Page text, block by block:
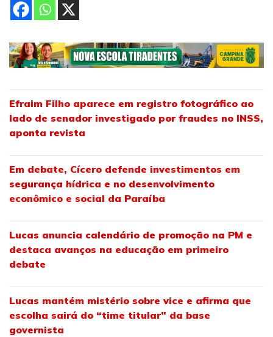
Efraim Filho aparece em registro fotográfico ao
lado de senador investigado por fraudes no INSS,
aponta revista
Em debate, Cícero defende investimentos em
segurança hídrica e no desenvolvimento
econômico e social da Paraíba
Lucas anuncia calendário de promoção na PM e
destaca avanços na educação em primeiro
debate
Lucas mantém mistério sobre vice e afirma que
escolha sairá do “time titular” da base
governista